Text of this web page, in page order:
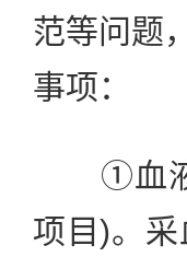
范等问题
事项：
①血液
项目)。